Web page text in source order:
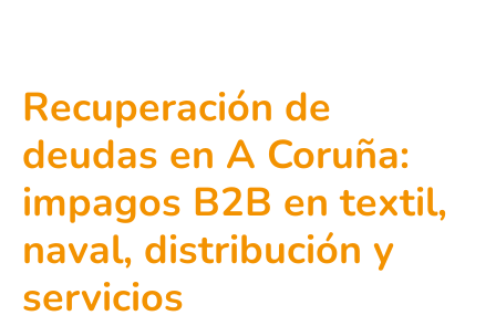
Recuperación de
deudas en A Coruña:
impagos B2B en textil,
naval, distribución y
servicios